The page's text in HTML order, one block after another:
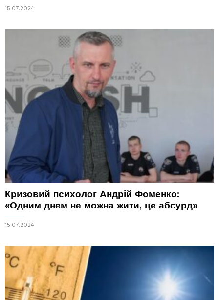
15.07.2024
Кризовий психолог Андрій Фоменко:
«Одним днем не можна жити, це абсурд»
15.07.2024